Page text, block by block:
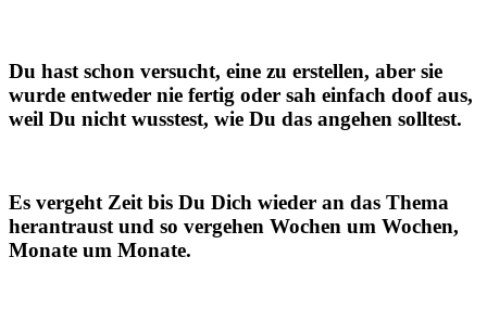
Du hast schon versucht, eine zu erstellen, aber sie
wurde entweder nie fertig oder sah einfach doof aus,
weil Du nicht wusstest, wie Du das angehen solltest.
Es vergeht Zeit bis Du Dich wieder an das Thema
herantraust und so vergehen Wochen um Wochen,
Monate um Monate.